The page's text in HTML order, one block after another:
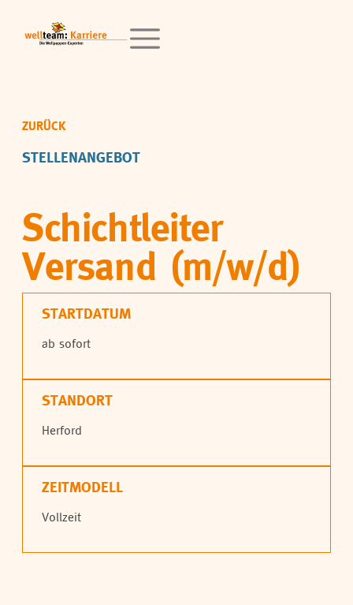
ZURÜCK
STELLENANGEBOT
Schichtleiter
Versand (m/w/d)
STARTDATUM
ab sofort
STANDORT
Herford
ZEITMODELL
Vollzeit